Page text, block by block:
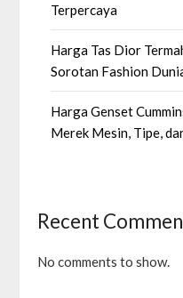
Terpercaya
Harga Tas Dior
Sorotan Fashion
Harga Genset
Merek Mesin, Tipe,
Recent
No comments to show.